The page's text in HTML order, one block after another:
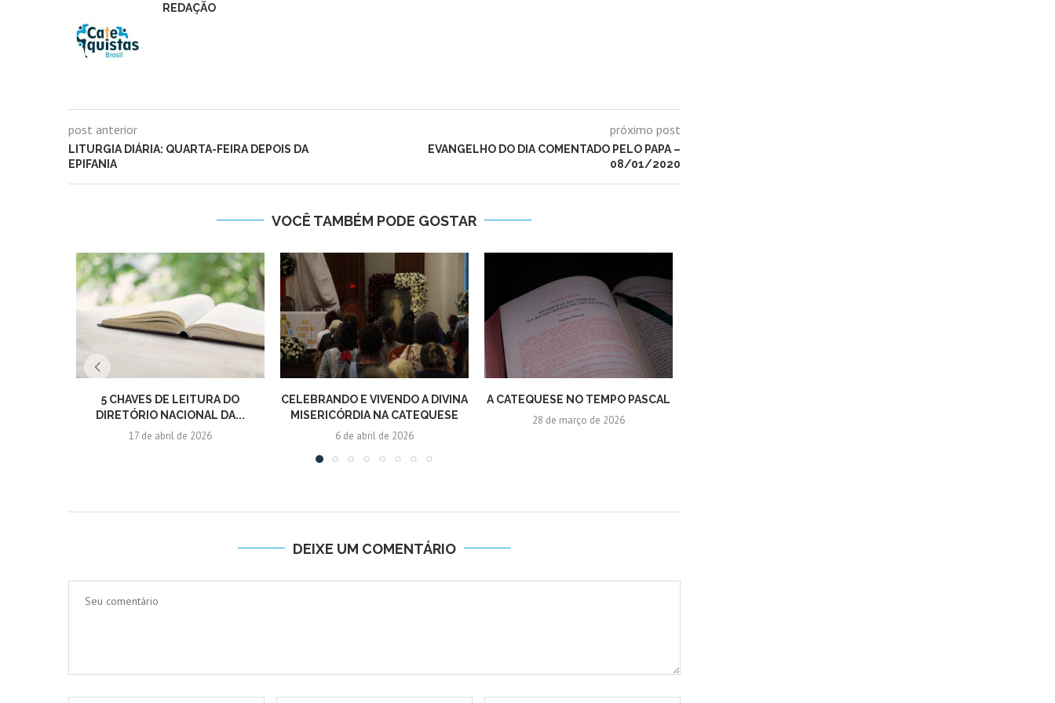
REDAÇÃO
post anterior
LITURGIA DIÁRIA: QUARTA-FEIRA DEPOIS DA
EPIFANIA
próximo post
EVANGELHO DO DIA COMENTADO PELO PAPA –
08/01/2020
VOCÊ TAMBÉM PODE GOSTAR
5 CHAVES DE LEITURA DO
DIRETÓRIO NACIONAL DA...
17 de abril de 2026
CELEBRANDO E VIVENDO A DIVINA
MISERICÓRDIA NA CATEQUESE
6 de abril de 2026
A CATEQUESE NO TEMPO PASCAL
28 de março de 2026
DEIXE UM COMENTÁRIO